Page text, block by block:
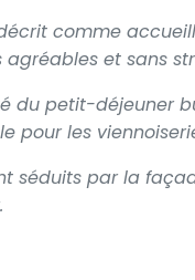
comme
et sans
du petit-déjeuner
pour les
séduits par la